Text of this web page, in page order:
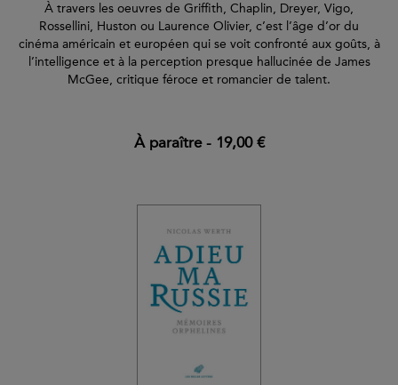
À travers les oeuvres de Griffith, Chaplin, Dreyer, Vigo,
Rossellini, Huston ou Laurence Olivier, c’est l’âge d’or du
cinéma américain et européen qui se voit confronté aux goûts, à
l’intelligence et à la perception presque hallucinée de James
McGee, critique féroce et romancier de talent.
À paraître- 19,00 €